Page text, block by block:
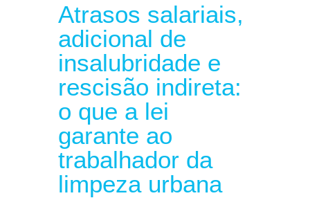
Atrasos salariais,
adicional de
insalubridade e
rescisão indireta:
o que a lei
garante ao
trabalhador da
limpeza urbana